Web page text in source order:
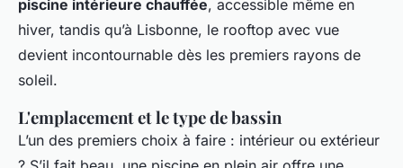
piscine intérieure chauffée, accessible même en
hiver, tandis qu’à Lisbonne, le rooftop avec vue
devient incontournable dès les premiers rayons de
soleil.
L'emplacement et le type de bassin
L’un des premiers choix à faire : intérieur ou extérieur